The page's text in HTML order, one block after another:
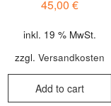
45,00€
inkl. 19 % MwSt.
zzgl.Versandkosten
Add to cart